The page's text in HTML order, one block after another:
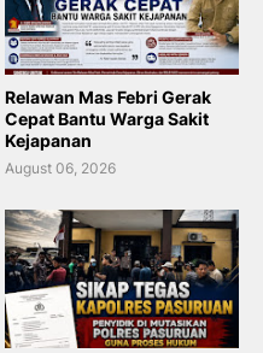
Relawan Mas Febri Gerak
Cepat Bantu Warga Sakit
Kejapanan
August 06, 2026